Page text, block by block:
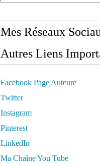
Mes Réseaux
Autres Liens
Facebook Page Auteure
Twitter
Instagram
Pinterest
LinkedIn
Ma Chaîne You Tube